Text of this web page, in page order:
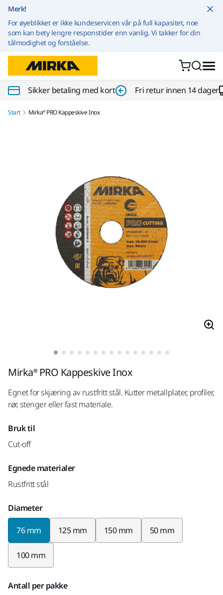
Merk!
For øyeblikket er ikke kundeservicen vår på full kapasitet, noe
som kan bety lengre responstider enn vanlig. Vi takker for din
tålmodighet og forståelse.
Sikker betaling med kort Fri retur innen 14 dager
Start Mirka® PRO Kappeskive Inox
Mirka® PRO Kappeskive Inox
Egnet for skjæring av rustfritt stål. Kutter metallplater, profiler,
rør, stenger eller fast materiale.
Bruk til
Cut-off
Egnede materialer
Rustfritt stål
Diameter
76 mm 125 mm 150 mm 50 mm
100 mm
Antall per pakke